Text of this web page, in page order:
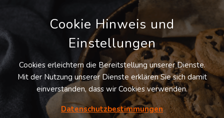
LOGIVISOR SUCHE
Treffer - Lagerflächen in Langenlonsheim
Cookie Hinweis und
Einstellungen
Cookies erleichtern die Bereitstellung unserer Dienste.
Mit der Nutzung unserer Dienste erklären Sie sich damit
einverstanden, dass wir Cookies verwenden.
Datenschutzbestimmungen